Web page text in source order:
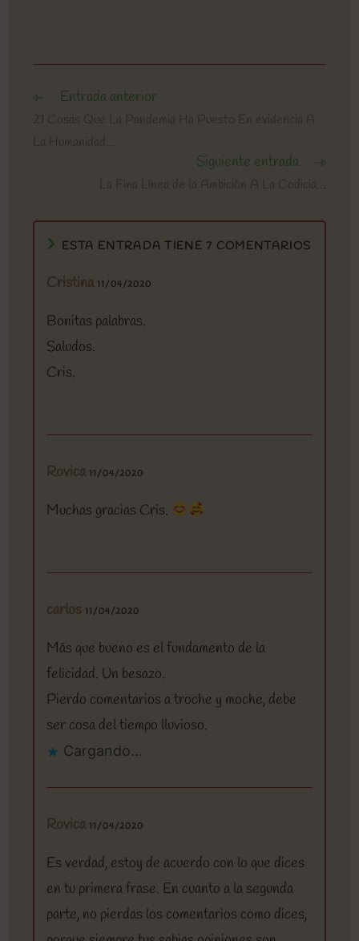
Leer
artículos
Entrada anterior
21 Cosas Que La Pandemia Ha Puesto En evidencia A
La Humanidad…
Siguiente entrada
La Fina Línea de la Ambición A La Codicia…
ESTA ENTRADA TIENE 7 COMENTARIOS
Cristina 11/04/2020
Bonitas palabras.
Saludos.
Cris.
Rovica 11/04/2020
Muchas gracias Cris.
carlos 11/04/2020
Más que bueno es el fundamento de la
felicidad. Un besazo.
Pierdo comentarios a troche y moche, debe
ser cosa del tiempo lluvioso.
Cargando...
Rovica 11/04/2020
Es verdad, estoy de acuerdo con lo que dices
en tu primera frase. En cuanto a la segunda
parte, no pierdas los comentarios como dices,